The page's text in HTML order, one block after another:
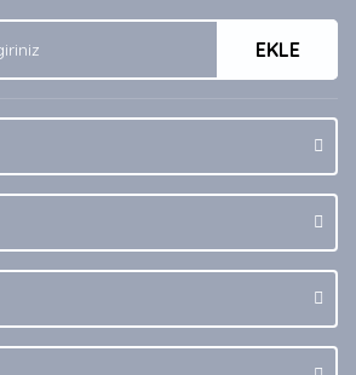
farklı alternatifler olmalı.
EKLE